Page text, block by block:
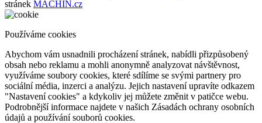
stránek MACHIN.cz
Používáme cookies
Abychom vám usnadnili procházení stránek, nabídli přizpůsobený
obsah nebo reklamu a mohli anonymně analyzovat návštěvnost,
využíváme soubory cookies, které sdílíme se svými partnery pro
sociální média, inzerci a analýzu. Jejich nastavení upravíte odkazem
"Nastavení cookies" a kdykoliv jej můžete změnit v patičce webu.
Podrobnější informace najdete v našich Zásadách ochrany osobních
údajů a používání souborů cookies.